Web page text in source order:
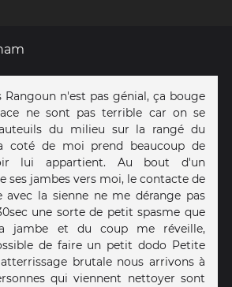
Rangoun n'est pas génial, ça bouge
ne sont pas terrible car on se
du milieu sur la rangé du
coté de moi prend beaucoup de
lui appartient. Au bout d'un
ses jambes vers moi, le contacte de
la sienne ne me dérange pas
une sorte de petit spasme que
jambe et du coup me réveille,
de faire un petit dodo Petite
brutale nous arrivons à
qui viennent nettoyer sont